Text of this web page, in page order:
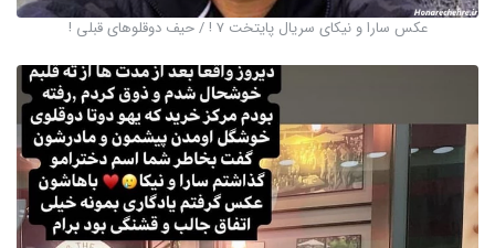
عکس سارا و نیکای سریال پایتخت 7 ! / حیف دوقلوهای قبلی !